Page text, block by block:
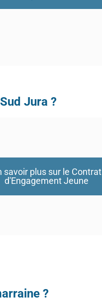
Jura ?
savoir plus sur le Contrat
d'Engagement Jeune
?